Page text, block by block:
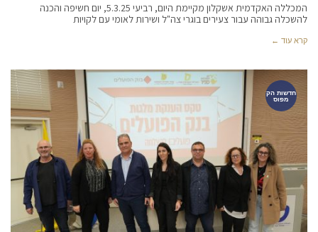
המכללה האקדמית אשקלון מקיימת היום, רביעי 5.3.25, יום חשיפה והכנה
להשכלה גבוהה עבור צעירים בוגרי צה"ל ושירות לאומי עם לקויות
קרא עוד ←
חדשות הק
מפוס